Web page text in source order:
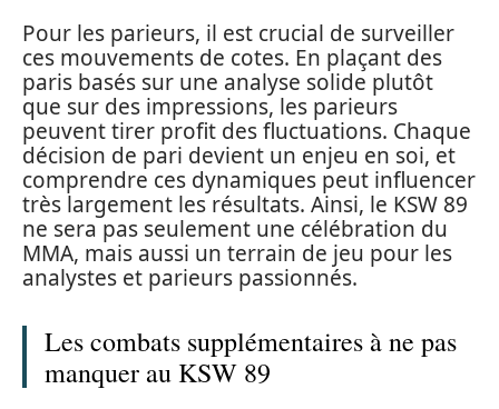
Pour les parieurs, il est crucial de surveiller
ces mouvements de cotes. En plaçant des
paris basés sur une analyse solide plutôt
que sur des impressions, les parieurs
peuvent tirer profit des fluctuations. Chaque
décision de pari devient un enjeu en soi, et
comprendre ces dynamiques peut influencer
très largement les résultats. Ainsi, le KSW 89
ne sera pas seulement une célébration du
MMA, mais aussi un terrain de jeu pour les
analystes et parieurs passionnés.
Les combats supplémentaires à ne pas
manquer au KSW 89